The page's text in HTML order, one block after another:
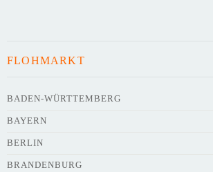
FLOHMARKT
BADEN-WÜRTTEMBERG
BAYERN
BERLIN
BRANDENBURG